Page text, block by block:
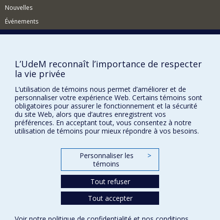
Nouvelles
Événements
Plan du site
Accessibilité
FACULTÉ DES ARTS ET DES SCIENCES
Nos départements et écoles
Nos centres d'études
Conditions d’utilisation
Paramètres des témoins
L’UdeM reconnaît l’importance de respecter
la vie privée
L’utilisation de témoins nous permet d’améliorer et de
personnaliser votre expérience Web. Certains témoins sont
obligatoires pour assurer le fonctionnement et la sécurité
du site Web, alors que d’autres enregistrent vos
préférences. En acceptant tout, vous consentez à notre
utilisation de témoins pour mieux répondre à vos besoins.
Personnaliser les
témoins
>
Tout refuser
Tout accepter